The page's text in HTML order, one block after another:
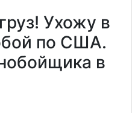
Ухожу в
по США.
в